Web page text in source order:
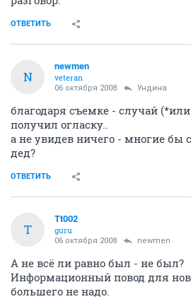
ОТВЕТИТЬ
N
newmen
veteran
06 октября 2008 Ундина
благодаря съемке - случай (*или
получил огласку..
а не увидев ничего - многие бы
дед?
ОТВЕТИТЬ
T
Tt002
guru
06 октября 2008 newmen
А не всё ли равно был - не был?
Информационный повод для
большего не надо.